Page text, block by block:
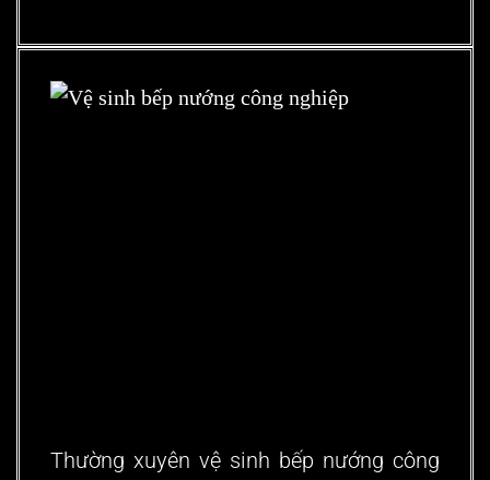
Thường xuyên vệ sinh bếp nướng công